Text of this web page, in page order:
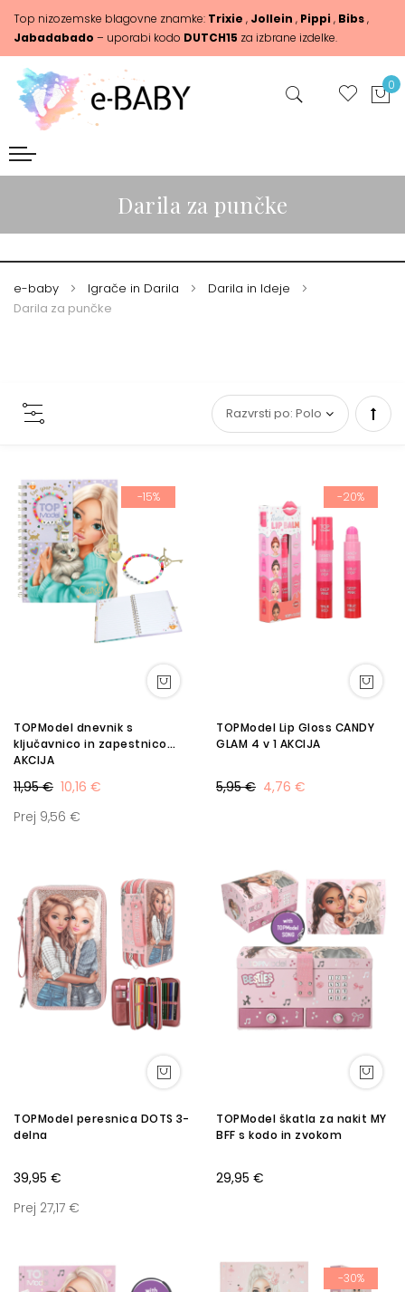
Top nizozemske blagovne znamke: Trixie , Jollein , Pippi, Bibs,
Jabadabado – uporabi kodo DUTCH15 za izbrane izdelke.
0
Darila za punčke
e-baby Igrače in Darila
Darila in Ideje
Darila za punčke
Set
-15%
TOPModel dnevnik s
ključavnico in zapestnico
AKCIJA
10,16 €
11,95 €
Prej 9,56 €
-20%
TOPModel Lip Gloss CANDY
GLAM 4 v 1 AKCIJA
4,76 €
5,95 €
TOPModel peresnica DOTS 3-
delna
39,95 €
Prej 27,17 €
TOPModel škatla za nakit MY
BFF s kodo in zvokom
29,95 €
-30%